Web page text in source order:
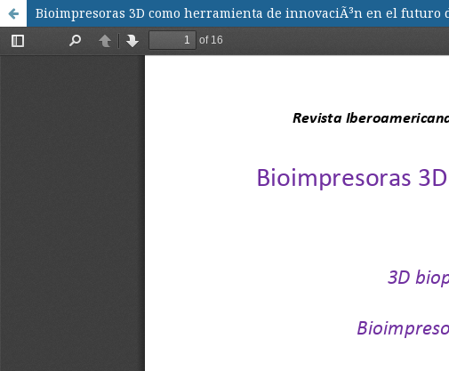
Bioimpresoras 3D como herramienta de innovaciÃ³n en el